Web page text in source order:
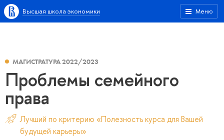
Меню
Высшая школа экономики
МАГИСТРАТУРА 2022/2023
Проблемы семейного
права
Лучший по критерию «Полезность курса для Вашей
будущей карьеры»